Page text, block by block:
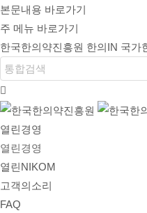
본문내용 바로가기
주 메뉴 바로가기
한국한의약진흥원 한의IN 국가
열린경영
열린경영
열린NIKOM
고객의소리
FAQ